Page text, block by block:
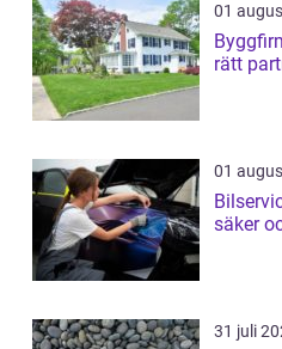
01
rätt
01
Bilservice nyckeln till en
säker
31 juli